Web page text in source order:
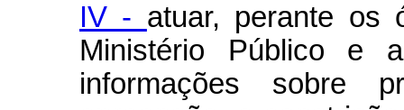
IV - atuar, perante os
Ministério Público e
informações sobre